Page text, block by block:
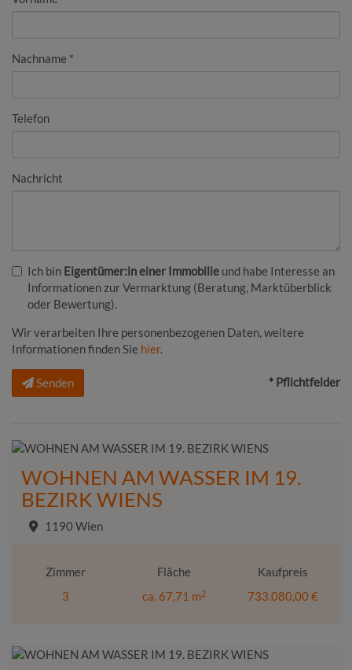
Nachname
Telefon
Nachricht
Ich bin Eigentümer:in einer Immobilie und habe Interesse an
Informationen zur Vermarktung (Beratung, Marktüberblick
oder Bewertung).
Wir verarbeiten Ihre personenbezogenen Daten, weitere
Informationen finden Sie hier.
Senden * Pflichtfelder
WOHNEN AM WASSER IM 19.
BEZIRK WIENS
1190 Wien
Zimmer
3
Fläche
ca. 67,71 m2
Kaufpreis
733.080,00 €